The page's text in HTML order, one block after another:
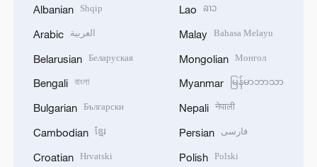
Albanian Shqip
Arabic العربية
Belarusian Беларуская
Bengali বাংলা
Bulgarian Български
Cambodian ខ្មែរ
Croatian Hrvatski
Lao ລາວ
Malay Bahasa Melayu
Mongolian Монгол
Myanmar မြန်မာဘာသာ
Nepali नेपाली
Persian فارسی
Polish Polski